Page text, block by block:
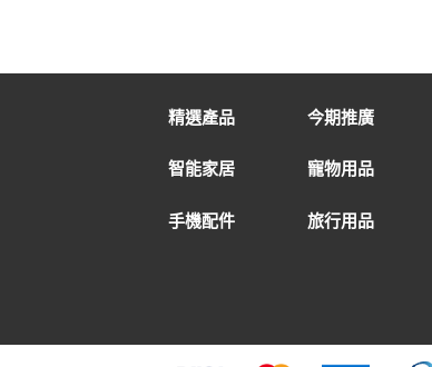
精選產品 今期推廣
智能家居 寵物用品
手機配件 旅行用品